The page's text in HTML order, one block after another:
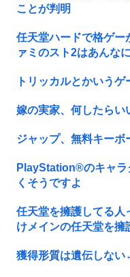
ことが判明
任天堂ハードで格ゲー
ァミのスト2はあんな
トリッカルとかいう
嫁の実家、何したらい
ジャップ、無料キー
PlayStation®のキャラ
くそうですよ
任天堂を擁護してる人
けメインの任天堂を擁
獲得形質は遺伝しな